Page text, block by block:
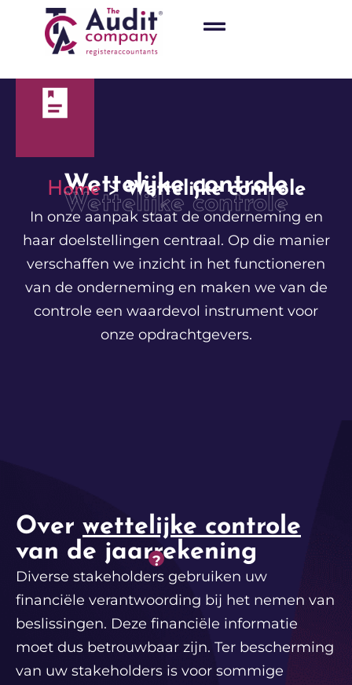
Wettelijke controle
Wettelijke controle
Home>Wettelijke controle
In onze aanpak staat de onderneming en
haar doelstellingen centraal. Op die manier
verschaffen we inzicht in het functioneren
van de onderneming en maken we van de
controle een waardevol instrument voor
onze opdrachtgevers.
Over wettelijke controle
van de jaarrekening
Diverse stakeholders
?
gebruiken uw
financiële verantwoording bij het nemen van
beslissingen. Deze financiële informatie
moet dus betrouwbaar zijn. Ter bescherming
van uw stakeholders is voor sommige